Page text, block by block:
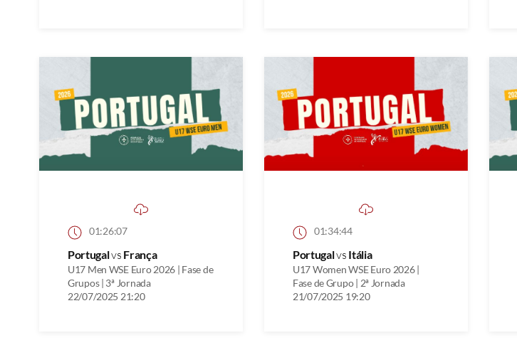
01:26:07
Portugalvs França
U17 Men WSE Euro 2026 | Fase de
Grupos | 3ª Jornada
22/07/2025 21:20
01:34:44
Portugalvs Itália
U17 Women WSE Euro 2026 |
Fase de Grupo | 2ª Jornada
21/07/2025 19:20